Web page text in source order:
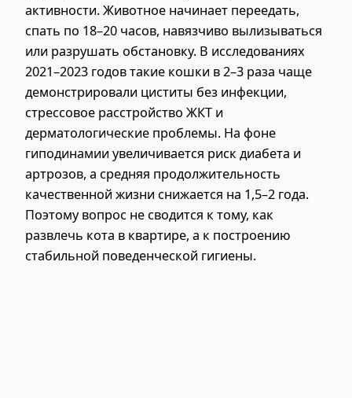
активности. Животное начинает переедать,
спать по 18–20 часов, навязчиво вылизываться
или разрушать обстановку. В исследованиях
2021–2023 годов такие кошки в 2–3 раза чаще
демонстрировали циститы без инфекции,
стрессовое расстройство ЖКТ и
дерматологические проблемы. На фоне
гиподинамии увеличивается риск диабета и
артрозов, а средняя продолжительность
качественной жизни снижается на 1,5–2 года.
Поэтому вопрос не сводится к тому, как
развлечь кота в квартире, а к построению
стабильной поведенческой гигиены.